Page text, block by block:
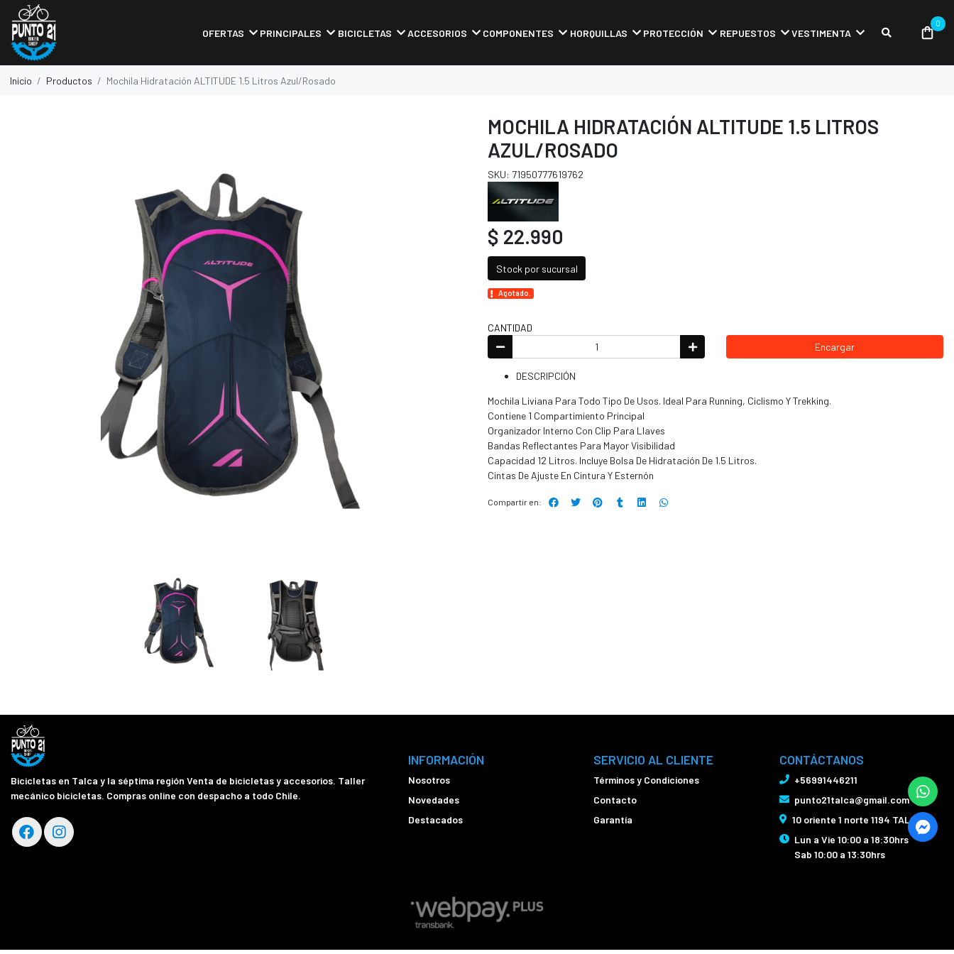
OFERTAS PRINCIPALES BICICLETAS ACCESORIOS COMPONENTES HORQUILLAS PROTECCIÓN REPUESTOS VESTIMENTA
0
Inicio Productos Mochila Hidratación ALTITUDE 1.5 Litros Azul/Rosado
MOCHILA HIDRATACIÓN ALTITUDE 1.5 LITROS
AZUL/ROSADO
SKU: 71950777619762
$ 22.990
Stock por sucursal
Agotado.
CANTIDAD
Encargar
DESCRIPCIÓN
Mochila Liviana Para Todo Tipo De Usos. Ideal Para Running, Ciclismo Y Trekking.
Contiene 1 Compartimiento Principal
Organizador Interno Con Clip Para Llaves
Bandas Reflectantes Para Mayor Visibilidad
Capacidad 12 Litros. Incluye Bolsa De Hidratación De 1.5 Litros.
Cintas De Ajuste En Cintura Y Esternón
Compartir en:
Bicicletas en Talca y la séptima región Venta de bicicletas y accesorios. Taller
mecánico bicicletas. Compras online con despacho a todo Chile.
INFORMACIÓN
Nosotros
Novedades
Destacados
SERVICIO AL CLIENTE
Términos y Condiciones
Contacto
Garantía
CONTÁCTANOS
+56991446211
punto21talca@gmail.com
10 oriente 1 norte 1194 TALCA
Lun a Vie 10:00 a 18:30hrs
Sab 10:00 a 13:30hrs